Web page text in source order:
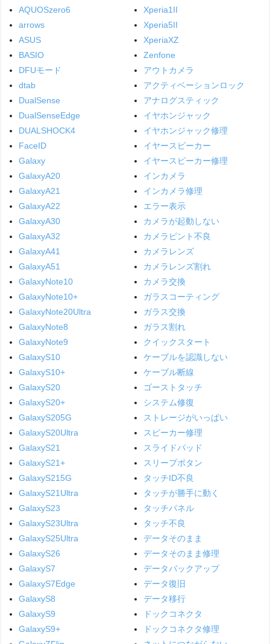
AQUOSzero6
arrows
ASUS
BASIO
DFUモード
dtab
DualSense
DualSenseEdge
DUALSHOCK4
FaceID
Galaxy
GalaxyA20
GalaxyA21
GalaxyA22
GalaxyA30
GalaxyA32
GalaxyA41
GalaxyA51
GalaxyNote10
GalaxyNote10+
GalaxyNote20Ultra
GalaxyNote8
GalaxyNote9
GalaxyS10
GalaxyS10+
GalaxyS20
GalaxyS20+
GalaxyS205G
GalaxyS20Ultra
GalaxyS21
GalaxyS21+
GalaxyS215G
GalaxyS21Ultra
GalaxyS23
GalaxyS23Ultra
GalaxyS25Ultra
GalaxyS26
GalaxyS7
GalaxyS7Edge
GalaxyS8
GalaxyS9
GalaxyS9+
Xperia1II
Xperia5II
XperiaXZ
Zenfone
アウトカメラ
アクティベーションロック
アナログスティック
イヤホンジャック
イヤホンジャック修理
イヤースピーカー
イヤースピーカー修理
インカメラ
インカメラ修理
エラー表示
カメラが起動しない
カメラピント不良
カメラレンズ
カメラレンズ割れ
カメラ交換
ガラスコーティング
ガラス交換
ガラス割れ
クイックスタート
ケーブルを認識しない
ケーブル断線
ゴーストタッチ
システム修復
ストレージがいっぱい
スピーカー修理
スライドパッド
スリープボタン
タッチID不良
タッチが勝手に動く
タッチパネル
タッチ不良
データそのまま
データそのまま修理
データバックアップ
データ復旧
データ移行
ドックコネクタ
ドックコネクタ修理